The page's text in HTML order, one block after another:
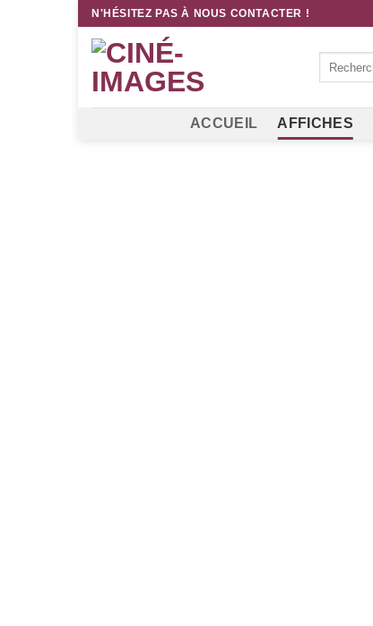
Passer
contenu
N'HÉSITEZ PAS À NOUS CONTACTER !
ACCUEIL AFFICHES